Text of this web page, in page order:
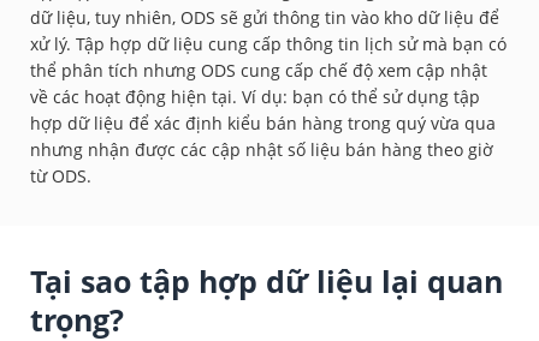
dữ liệu, tuy nhiên, ODS sẽ gửi thông tin vào kho dữ liệu để
xử lý. Tập hợp dữ liệu cung cấp thông tin lịch sử mà bạn có
thể phân tích nhưng ODS cung cấp chế độ xem cập nhật
về các hoạt động hiện tại. Ví dụ: bạn có thể sử dụng tập
hợp dữ liệu để xác định kiểu bán hàng trong quý vừa qua
nhưng nhận được các cập nhật số liệu bán hàng theo giờ
từ ODS.
Tại sao tập hợp dữ liệu lại quan
trọng?